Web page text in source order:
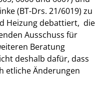
(BT-Drs. 21/6019) zu
Heizung debattiert, die
Ausschuss für
Beratung
deshalb dafür, dass
etliche Änderungen